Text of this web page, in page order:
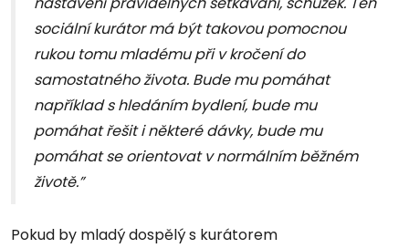
sociální kurátor má být takovou pomocnou
rukou tomu mladému při v kročení do
samostatného života. Bude mu pomáhat
například s hledáním bydlení, bude mu
pomáhat řešit i některé dávky, bude mu
pomáhat se orientovat v normálním běžném
životě.”
Pokud by mladý dospělý s kurátorem